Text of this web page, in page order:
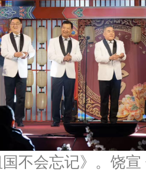
不会忘记》。饶宣